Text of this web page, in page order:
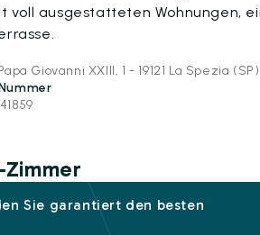
voll ausgestatteten Wohnungen,
Giovanni XXIII, 1 - 19121 La Spezia (SP)
Sie garantiert den besten